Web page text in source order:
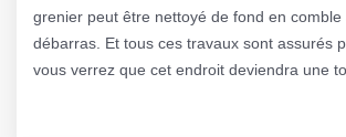
grenier peut être nettoyé de fond en comble
débarras. Et tous ces travaux sont assurés
vous verrez que cet endroit deviendra une